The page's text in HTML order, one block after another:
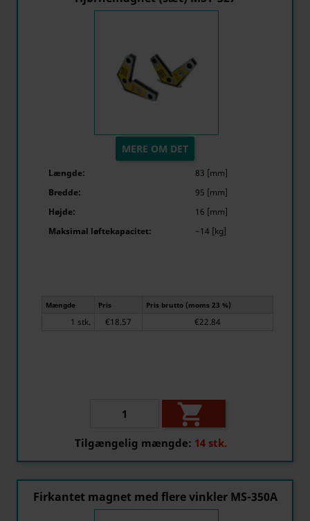
MERE OM DET
Længde:
83 [mm]
Bredde:
95 [mm]
Højde:
16 [mm]
Maksimal løftekapacitet:
~14 [kg]
Mængde Pris Pris brutto (moms 23 %)
1 stk. €18.57 €22.84

Tilgængelig mængde: 14 stk.
Firkantet magnet med flere vinkler MS-350A